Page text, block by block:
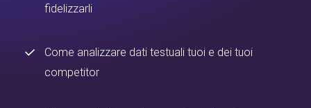
fidelizzarli
Come analizzare dati testuali tuoi e dei tuoi
competitor